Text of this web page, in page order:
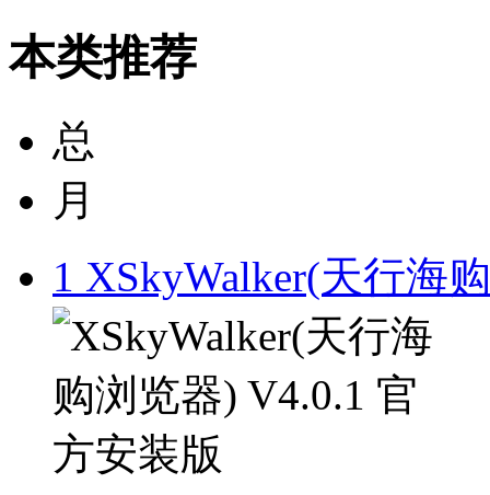
本类推荐
总
月
1 XSkyWalker(天行海